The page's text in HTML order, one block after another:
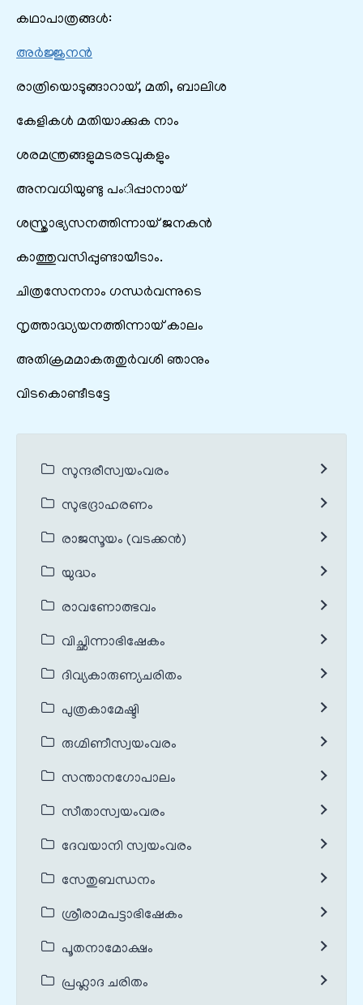
കഥാപാത്രങ്ങൾ:
അര്‍ജ്ജുനന്‍
രാത്രിയൊടുങ്ങാറായ്, മതി, ബാലിശ
കേളികൾ മതിയാക്കുക നാം
ശരമന്ത്രങ്ങളുമടരടവുകളും
അനവധിയുണ്ടു പംിപ്പാനായ്
ശസ്ത്രാഭ്യസനത്തിന്നായ് ജനകൻ
കാത്തുവസിപ്പുണ്ടായീടാം.
ചിത്രസേനനാം ഗന്ധർവന്നുടെ
നൃത്താദ്ധ്യയനത്തിന്നായ് കാലം
അതിക്രമമാകരുതുർവശി ഞാനും
വിടകൊണ്ടീടട്ടേ
സുന്ദരീസ്വയംവരം
സുഭദ്രാഹരണം
രാജസൂയം (വടക്കൻ)
യുദ്ധം
രാവണോത്ഭവം
വിച്ഛിന്നാഭിഷേകം
ദിവ്യകാരുണ്യചരിതം
പുത്രകാമേഷ്ടി
രുഗ്മിണീസ്വയംവരം
സന്താനഗോപാലം
സീതാസ്വയംവരം
ദേവയാനി സ്വയംവരം
സേതുബന്ധനം
ശ്രീരാമപട്ടാഭിഷേകം
പൂതനാമോക്ഷം
പ്രഹ്ലാദ ചരിതം